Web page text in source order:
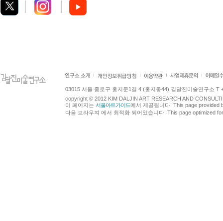
03015 서울 종로구 홍지문1길 4 (홍지동44) 김달진미술연구소 T
copyright © 2012 KIM DALJIN ART RESEARCH AND
이 페이지는 서울아트가이드에서 제공됩니다. This page provided
다음 브라우져 에서 최적화 되어있습니다. This page optimized